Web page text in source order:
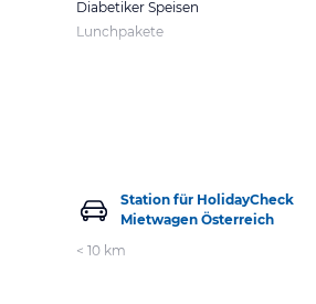
Diabetiker Speisen
Lunchpakete
Station für HolidayCheck
Mietwagen Österreich
< 10 km